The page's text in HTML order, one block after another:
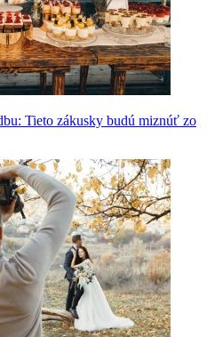
Tieto zákusky budú miznúť zo